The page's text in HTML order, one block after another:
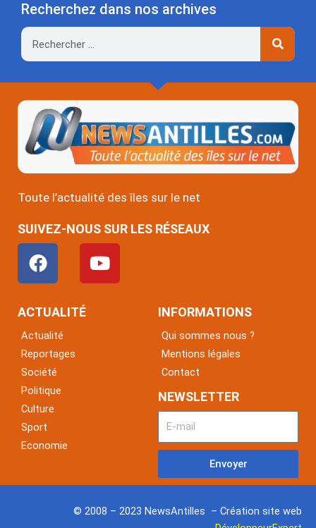
Recherchez dans nos archives
Rechercher
Toute l’actualité des îles sur le net
SUIVEZ-NOUS SUR LES RÉSEAUX
F
a
c
e
o
o
k
Y
o
u
ACTUALITÉ
Actualité
Reportages
Société
Politique
Culture
Sport
Economie
INFORMATIONS
Qui sommes nous ?
Mentions légales
Contact
NEWSLETTER
Envoyer
© 2008 – 2023 NewsAntilles – Création site web